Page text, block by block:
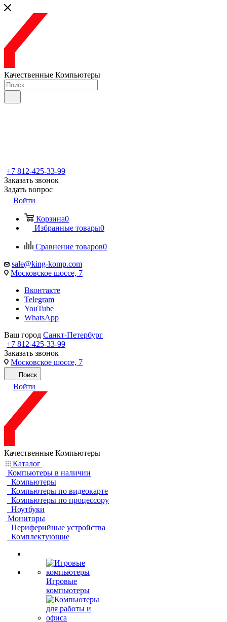
Качественные Компьютеры
+7 812-425-33-99
Заказать звонок
Задать вопрос
Войти
Корзина0
Избранные товары0
Сравнение товаров0
sale@king-komp.com
Московское шоссе, 7
Вконтакте
Telegram
YouTube
WhatsApp
Ваш город Санкт-Петербург
+7 812-425-33-99
Заказать звонок
Московское шоссе, 7
Поиск
Войти
Качественные Компьютеры
Каталог
Компьютеры в наличии
Компьютеры
Компьютеры по видеокарте
Компьютеры по процессору
Ноутбуки
Мониторы
Периферийные устройства
Комплектующие
Игровые
компьютеры